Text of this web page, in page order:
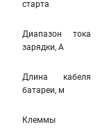
старта
Диапазон тока
зарядки, А
Длина кабеля
батареи, м
Клеммы